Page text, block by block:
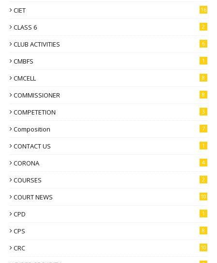
CIET 16
CLASS 6 2
CLUB ACTIVITIES 6
CMBFS 1
CMCELL 8
COMMISSIONER 8
COMPETETION 3
Composition 7
CONTACT US 1
CORONA 4
COURSES 2
COURT NEWS 10
CPD 1
CPS 8
CRC 10